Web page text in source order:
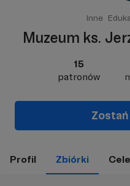
Inne
Muzeum ks.
15
patronów
Profil Zbiórki Cele